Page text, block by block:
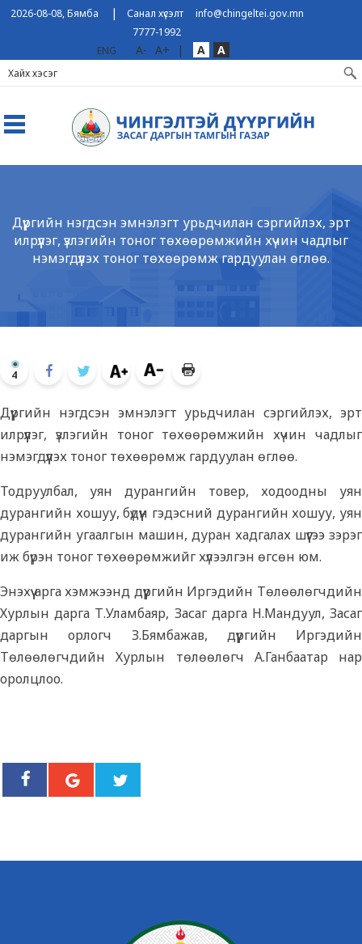
2026-08-08, Бямба | Санал хүсэлт
info@chingeltei.gov.mn
7777-1992
ENG
A- A+ | A A
Дүүргийн нэгдсэн эмнэлэгт урьдчилан сэргийлэх, эрт
илрүүлэг, үзлэгийн тоног төхөөрөмжийн хүчин чадлыг
нэмэгдүүлэх тоног төхөөрөмж гардуулан өглөө.
4
Дүүргийн нэгдсэн эмнэлэгт урьдчилан сэргийлэх, эрт
илрүүлэг, үзлэгийн тоног төхөөрөмжийн хүчин чадлыг
нэмэгдүүлэх тоног төхөөрөмж гардуулан өглөө.
Тодруулбал, уян дурангийн товер, ходоодны уян
дурангийн хошуу, бүдүүн гэдэсний дурангийн хошуу, уян
дурангийн угаалгын машин, дуран хадгалах шүүгээ зэрэг
иж бүрэн тоног төхөөрөмжийг хүлээлгэн өгсөн юм.
Энэхүү арга хэмжээнд дүүргийн Иргэдийн Төлөөлөгчдийн
Хурлын дарга Т.Уламбаяр, Засаг дарга Н.Мандуул, Засаг
даргын орлогч З.Бямбажав, дүүргийн Иргэдийн
Төлөөлөгчдийн Хурлын төлөөлөгч А.Ганбаатар нар
оролцлоо.